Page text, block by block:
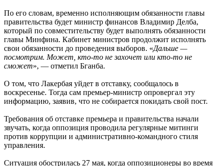
По его словам, временно исполняющим обязанности главы
правительства будет министр финансов Владимир Делба,
который по совместительству будет выполнять обязанности
главы Минфина. Кабинет министров продолжит исполнять
свои обязанности до проведения выборов. «Дальше —
посмотрим. Может, кто-то не захочет или кто-то не
сможет», — отметил Бганба.
О том, что Лакербая уйдет в отставку, сообщалось в
воскресенье. Тогда сам премьер-министр опровергал эту
информацию, заявив, что не собирается покидать свой пост.
Требования об отставке премьера и правительства начали
звучать, когда оппозиция проводила регулярные митинги
против коррупции и административно-командного стиля
управления.
Ситуация обострилась 27 мая, когда оппозиционеры во время